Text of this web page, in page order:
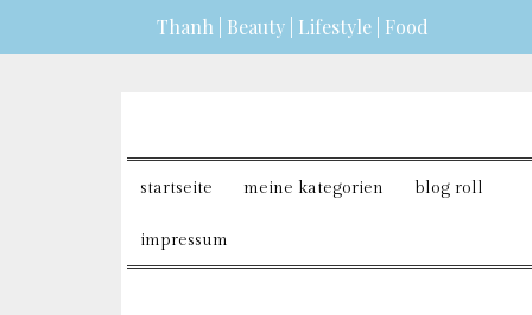
Thanh | Beauty | Lifestyle | Food
startseite meine kategorien blog roll
impressum
dazu erfahren? ICH BIN EINVERSTANDEN